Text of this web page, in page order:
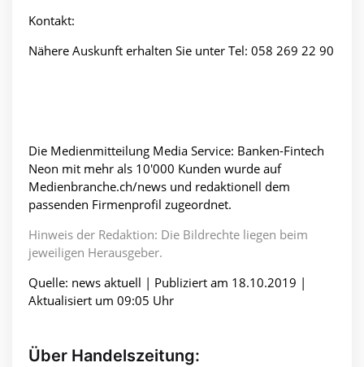
Kontakt:
Nähere Auskunft erhalten Sie unter Tel: 058 269 22 90
Die Medienmitteilung Media Service: Banken-Fintech
Neon mit mehr als 10'000 Kunden wurde auf
Medienbranche.ch/news und redaktionell dem
passenden Firmenprofil zugeordnet.
Hinweis der Redaktion: Die Bildrechte liegen beim
jeweiligen Herausgeber.
Quelle: news aktuell | Publiziert am 18.10.2019 |
Aktualisiert um 09:05 Uhr
Über Handelszeitung: